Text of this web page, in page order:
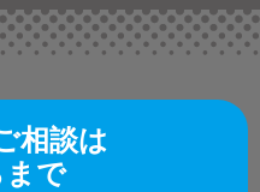
相談は
で